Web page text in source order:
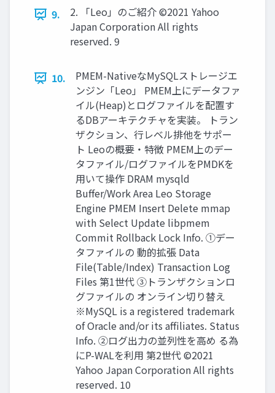
9.
2. 「Leo」のご紹介 ©2021 Yahoo
Japan Corporation All rights
reserved. 9
10.
PMEM-NativeなMySQLストレージエ
ンジン「Leo」 PMEM上にデータファ
イル(Heap)とログファイルを配置す
るDBアーキテクチャを実装。 トラン
ザクション、行レベル排他をサポー
ト Leoの概要・特徴 PMEM上のデー
タファイル/ログファイルをPMDKを
⽤いて操作 DRAM mysqld
Buﬀer/Work Area Leo Storage
Engine PMEM Insert Delete mmap
with Select Update libpmem
Commit Rollback Lock Info. ①デー
タファイルの 動的拡張 Data
File(Table/Index) Transaction Log
Files 第1世代 ③トランザクションロ
グファイルの オンライン切り替え
※MySQL is a registered trademark
of Oracle and/or its aﬃliates. Status
Info. ②ログ出力の並列性を高め る為
にP-WALを利用 第2世代 ©2021
Yahoo Japan Corporation All rights
reserved. 10